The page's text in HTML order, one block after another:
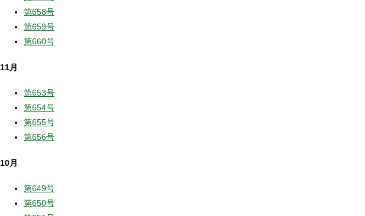
第658号
第659号
第660号
11月
第653号
第654号
第655号
第656号
10月
第649号
第650号